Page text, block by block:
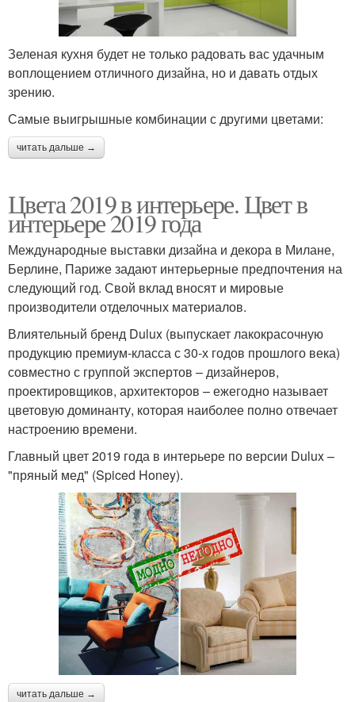
Зеленая кухня будет не только радовать вас удачным
воплощением отличного дизайна, но и давать отдых
зрению.
Самые выигрышные комбинации с другими цветами:
читать дальше →
Цвета 2019 в интерьере. Цвет в
интерьере 2019 года
Международные выставки дизайна и декора в Милане,
Берлине, Париже задают интерьерные предпочтения на
следующий год. Свой вклад вносят и мировые
производители отделочных материалов.
Влиятельный бренд Dulux (выпускает лакокрасочную
продукцию премиум-класса с 30-х годов прошлого века)
совместно с группой экспертов – дизайнеров,
проектировщиков, архитекторов – ежегодно называет
цветовую доминанту, которая наиболее полно отвечает
настроению времени.
Главный цвет 2019 года в интерьере по версии Dulux –
"пряный мед" (Spiced Honey).
читать дальше →